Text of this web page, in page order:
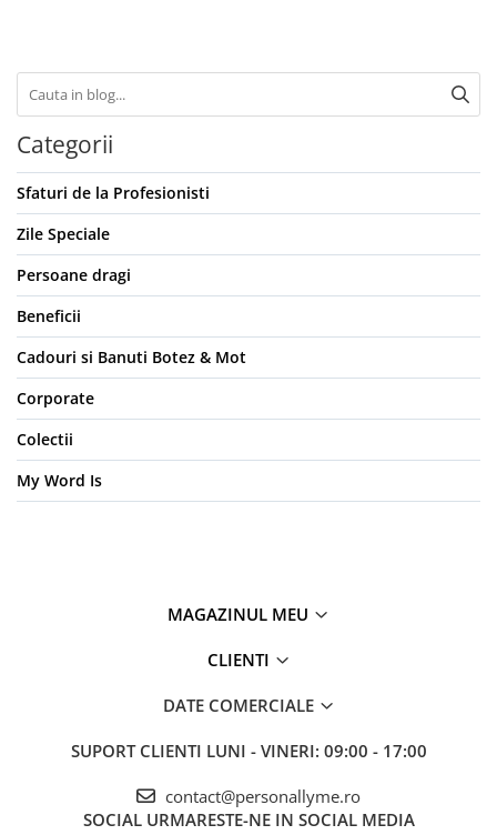
Categorii
Sfaturi de la Profesionisti
Zile Speciale
Persoane dragi
Beneficii
Cadouri si Banuti Botez & Mot
Corporate
Colectii
My Word Is
MAGAZINUL MEU
CLIENTI
DATE COMERCIALE
SUPORT CLIENTI LUNI - VINERI: 09:00 - 17:00
contact@personallyme.ro
SOCIAL URMARESTE-NE IN SOCIAL MEDIA